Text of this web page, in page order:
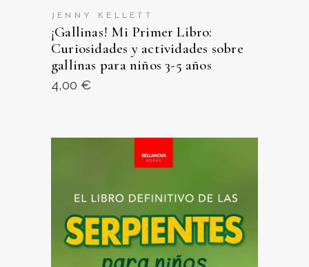
JENNY KELLETT
¡Gallinas! Mi Primer Libro:
Curiosidades y actividades sobre
gallinas para niños 3-5 años
4,00 €